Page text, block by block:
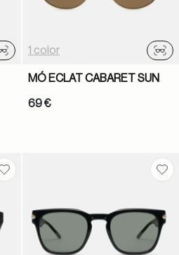
Probador virtual
1 color
MÓ ECLAT CABARET SUN
69 €
Guardar en favoritos